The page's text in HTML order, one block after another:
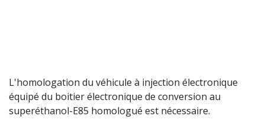
L'homologation du véhicule à injection électronique
équipé du boitier électronique de conversion au
superéthanol-E85 homologué est nécessaire.